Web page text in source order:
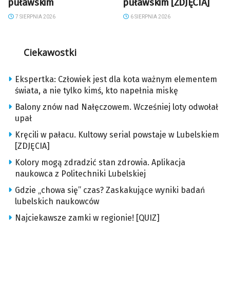
puławskim
7 SIERPNIA 2026
puławskim [ZDJĘCIA]
6 SIERPNIA 2026
Ciekawostki
Ekspertka: Człowiek jest dla kota ważnym elementem
świata, a nie tylko kimś, kto napełnia miskę
Balony znów nad Nałęczowem. Wcześniej loty odwołał
upał
Kręcili w pałacu. Kultowy serial powstaje w Lubelskiem
[ZDJĘCIA]
Kolory mogą zdradzić stan zdrowia. Aplikacja
naukowca z Politechniki Lubelskiej
Gdzie „chowa się” czas? Zaskakujące wyniki badań
lubelskich naukowców
Najciekawsze zamki w regionie! [QUIZ]